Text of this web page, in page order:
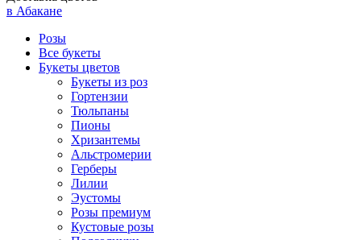
в Абакане
Розы
Все букеты
Букеты цветов
Букеты из роз
Гортензии
Тюльпаны
Пионы
Хризантемы
Альстромерии
Герберы
Лилии
Эустомы
Розы премиум
Кустовые розы